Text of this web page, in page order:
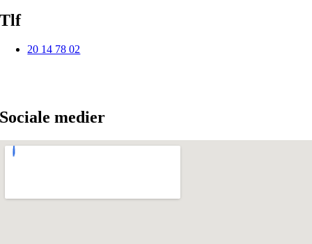
Tlf
20 14 78 02
Sociale medier